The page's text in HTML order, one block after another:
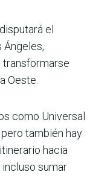
el
Ángeles,
transformarse
Oeste.
como Universal
también hay
hacia
sumar